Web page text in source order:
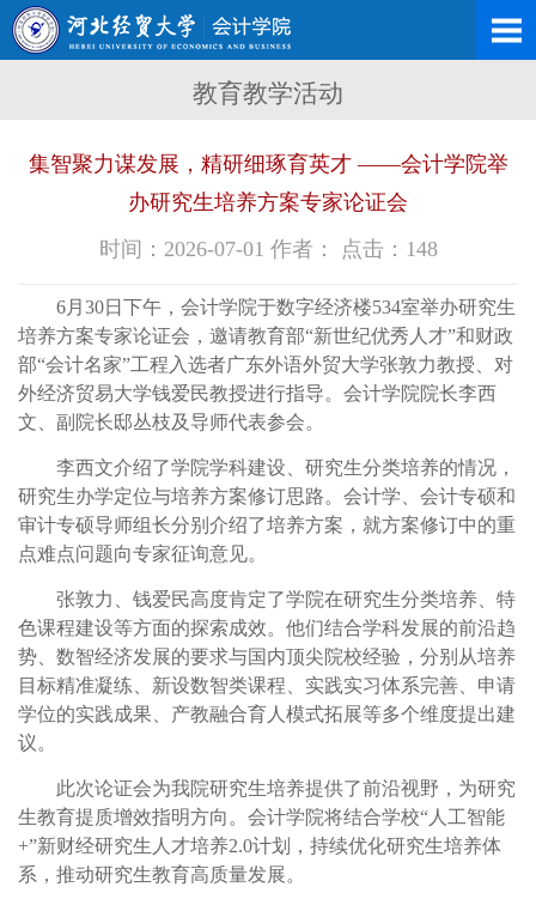
教育教学活动
集智聚力谋发展，精研细琢育英才 ——会计学院举
办研究生培养方案专家论证会
时间：2026-07-01 作者： 点击： 148
6月30日下午，会计学院于数字经济楼534室举办研究生
培养方案专家论证会，邀请教育部“新世纪优秀人才”和财政
部“会计名家”工程入选者广东外语外贸大学张敦力教授、对
外经济贸易大学钱爱民教授进行指导。会计学院院长李西
文、副院长邸丛枝及导师代表参会。
李西文介绍了学院学科建设、研究生分类培养的情况，
研究生办学定位与培养方案修订思路。会计学、会计专硕和
审计专硕导师组长分别介绍了培养方案，就方案修订中的重
点难点问题向专家征询意见。
张敦力、钱爱民高度肯定了学院在研究生分类培养、特
色课程建设等方面的探索成效。他们结合学科发展的前沿趋
势、数智经济发展的要求与国内顶尖院校经验，分别从培养
目标精准凝练、新设数智类课程、实践实习体系完善、申请
学位的实践成果、产教融合育人模式拓展等多个维度提出建
议。
此次论证会为我院研究生培养提供了前沿视野，为研究
生教育提质增效指明方向。会计学院将结合学校“人工智能
+”新财经研究生人才培养2.0计划，持续优化研究生培养体
系，推动研究生教育高质量发展。